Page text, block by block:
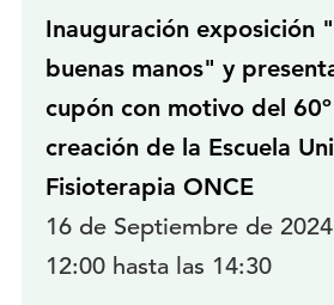
Inauguración exposición
buenas manos" y
cupón con motivo del
creación de la Escuela
Fisioterapia ONCE
16 de Septiembre de
12:00 hasta las 14:30